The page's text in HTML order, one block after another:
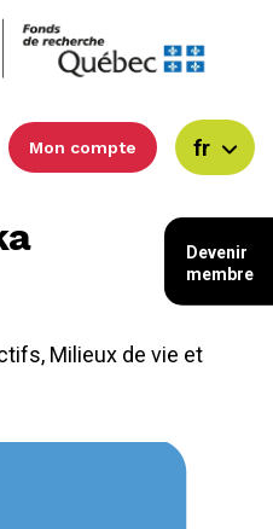
Mon compte fr
, Milieux de vie et
Devenir
membre